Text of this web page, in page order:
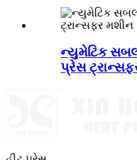
ન્યુમેટિક
પ્રેસ